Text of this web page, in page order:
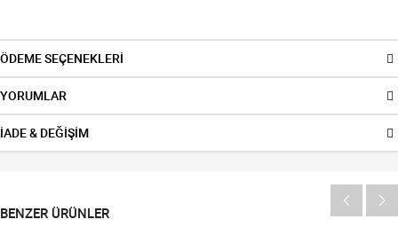
ÖDEME SEÇENEKLERİ
YORUMLAR
İADE & DEĞİŞİM
BENZER ÜRÜNLER